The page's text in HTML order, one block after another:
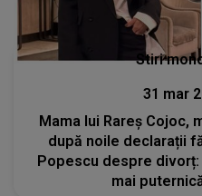
Stiri
31 mar
Mama lui Rareș Cojoc,
după noile declarații
Popescu despre divorț:
mai